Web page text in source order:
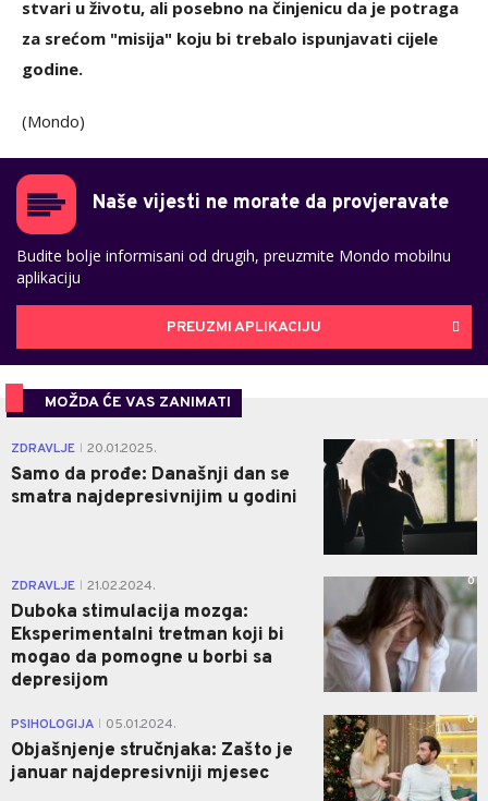
stvari u životu, ali posebno na činjenicu da je potraga
za srećom "misija" koju bi trebalo ispunjavati cijele
godine.
(Mondo)
Naše vijesti ne morate da provjeravate
Budite bolje informisani od drugih, preuzmite Mondo mobilnu
aplikaciju
PREUZMI APLIKACIJU
MOŽDA ĆE VAS ZANIMATI
ZDRAVLJE 20.01.2025.
Samo da prođe: Današnji dan se
smatra najdepresivnijim u godini
1
ZDRAVLJE 21.02.2024.
Duboka stimulacija mozga:
Eksperimentalni tretman koji bi
mogao da pomogne u borbi sa
depresijom
0
PSIHOLOGIJA 05.01.2024.
Objašnjenje stručnjaka: Zašto je
januar najdepresivniji mjesec
0